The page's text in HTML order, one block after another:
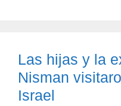
Las hijas y la
Nisman
Israel